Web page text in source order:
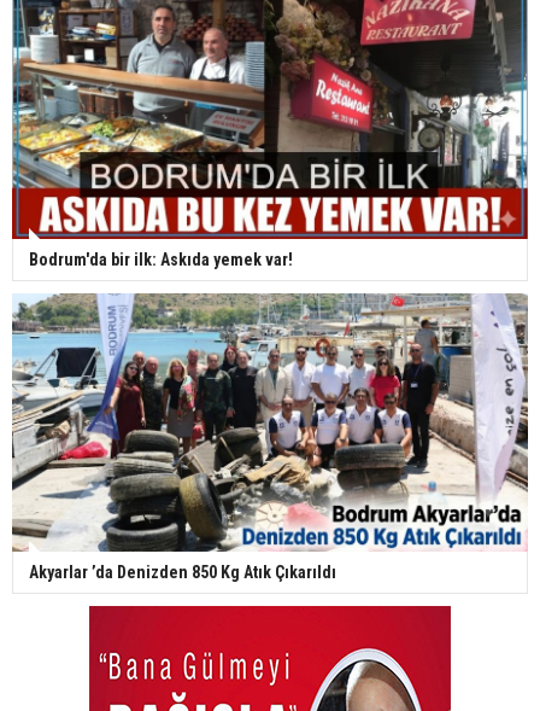
Bodrum'da bir ilk: Askıda yemek var!
Akyarlar ’da Denizden 850 Kg Atık Çıkarıldı